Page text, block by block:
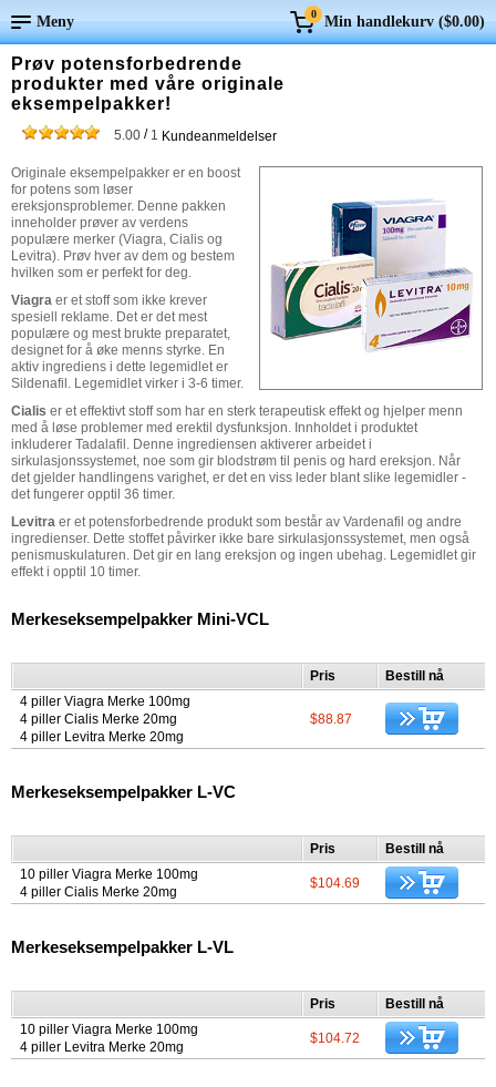
Meny 0 Min handlekurv ($0.00)
Prøv potensforbedrende
produkter med våre originale
eksempelpakker!
5.00 / 1 Kundeanmeldelser
Originale eksempelpakker er en boost
for potens som løser
ereksjonsproblemer. Denne pakken
inneholder prøver av verdens
populære merker (Viagra, Cialis og
Levitra). Prøv hver av dem og bestem
hvilken som er perfekt for deg.
Viagra er et stoff som ikke krever
spesiell reklame. Det er det mest
populære og mest brukte preparatet,
designet for å øke menns styrke. En
aktiv ingrediens i dette legemidlet er
Sildenafil. Legemidlet virker i 3-6 timer.
Cialis er et effektivt stoff som har en sterk terapeutisk effekt og hjelper menn
med å løse problemer med erektil dysfunksjon. Innholdet i produktet
inkluderer Tadalafil. Denne ingrediensen aktiverer arbeidet i
sirkulasjonssystemet, noe som gir blodstrøm til penis og hard ereksjon. Når
det gjelder handlingens varighet, er det en viss leder blant slike legemidler -
det fungerer opptil 36 timer.
Levitra er et potensforbedrende produkt som består av Vardenafil og andre
ingredienser. Dette stoffet påvirker ikke bare sirkulasjonssystemet, men også
penismuskulaturen. Det gir en lang ereksjon og ingen ubehag. Legemidlet gir
effekt i opptil 10 timer.
Merkeseksempelpakker Mini-VCL
Pris
Bestill nå
4 piller Viagra Merke 100mg
4 piller Cialis Merke 20mg
4 piller Levitra Merke 20mg
$88.87
Merkeseksempelpakker L-VC
Pris
Bestill nå
10 piller Viagra Merke 100mg
4 piller Cialis Merke 20mg
$104.69
Merkeseksempelpakker L-VL
Pris
Bestill nå
10 piller Viagra Merke 100mg
4 piller Levitra Merke 20mg
$104.72